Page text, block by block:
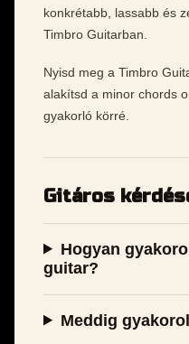
konkrétabb, lassabb és
Timbro Guitarban.
Nyisd meg a Timbro
alakítsd a minor chords
gyakorló körré.
Gitáros
Hogyan
guitar?
Meddig